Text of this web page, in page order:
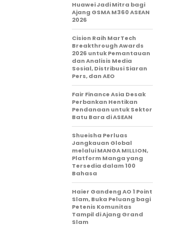
Huawei Jadi Mitra bagi
Ajang GSMA M360 ASEAN
2026
Cision Raih MarTech
Breakthrough Awards
2026 untuk Pemantauan
dan Analisis Media
Sosial, Distribusi Siaran
Pers, dan AEO
Fair Finance Asia Desak
Perbankan Hentikan
Pendanaan untuk Sektor
Batu Bara di ASEAN
Shueisha Perluas
Jangkauan Global
melalui MANGA MILLION,
Platform Manga yang
Tersedia dalam 100
Bahasa
Haier Gandeng AO 1 Point
Slam, Buka Peluang bagi
Petenis Komunitas
Tampil di Ajang Grand
Slam